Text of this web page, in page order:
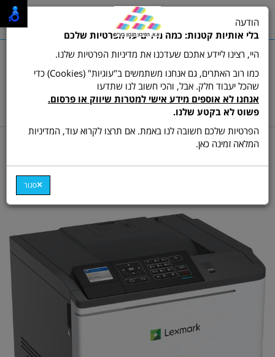
שרות לקוחות ותמיכה:03-9511473
hamikun4u@gmail.com
תפריט
דף בית מדפסות מדפסת לייזר צבע
מדפסת לייזר צבעונית
הודעה
בלי אותיות קטנות: כמה מילים על הפרטיות שלכם
היי, רצינו ליידע אתכם שעדכנו את מדיניות הפרטיות שלנו.
כמו רוב האתרים, גם אנחנו משתמשים ב"עוגיות" (Cookies) כדי
שהכל יעבוד חלק. אבל, והכי חשוב לנו שתדעו
אנחנו לא אוספים מידע אישי למטרות שיווק או פרסום.
פשוט לא בקטע שלנו.
הפרטיות שלכם חשובה לנו באמת. אם תרצו לקרוא עוד, המדיניות
המלאה זמינה כאן.
סגור